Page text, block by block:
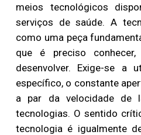
meios tecnológicos
serviços de saúde. A
como uma peça
que é preciso
desenvolver. Exige-se a
específico, o constante
a par da velocidade de
tecnologias. O sentido
tecnologia é igualmente